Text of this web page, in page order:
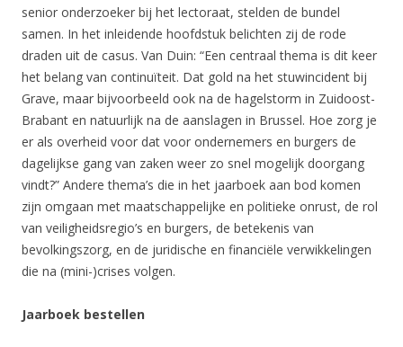
senior onderzoeker bij het lectoraat, stelden de bundel
samen. In het inleidende hoofdstuk belichten zij de rode
draden uit de casus. Van Duin: “Een centraal thema is dit keer
het belang van continuïteit. Dat gold na het stuwincident bij
Grave, maar bijvoorbeeld ook na de hagelstorm in Zuidoost-
Brabant en natuurlijk na de aanslagen in Brussel. Hoe zorg je
er als overheid voor dat voor ondernemers en burgers de
dagelijkse gang van zaken weer zo snel mogelijk doorgang
vindt?” Andere thema’s die in het jaarboek aan bod komen
zijn omgaan met maatschappelijke en politieke onrust, de rol
van veiligheidsregio’s en burgers, de betekenis van
bevolkingszorg, en de juridische en financiële verwikkelingen
die na (mini-)crises volgen.
Jaarboek bestellen